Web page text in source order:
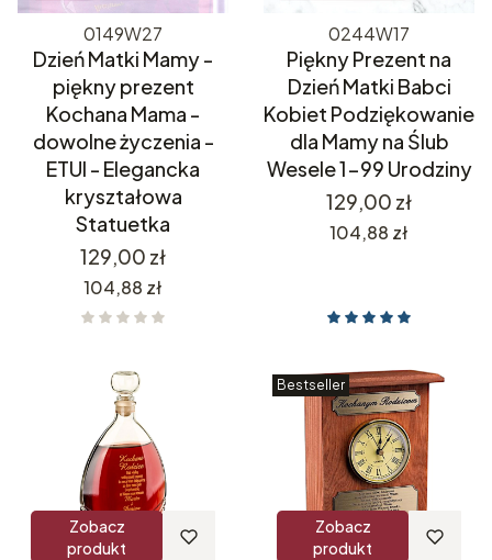
0149W27
Dzień Matki Mamy -
piękny prezent
Kochana Mama -
dowolne życzenia -
ETUI - Elegancka
kryształowa
Statuetka
Cena
129,00 zł
Cena
104,88 zł
0244W17
Piękny Prezent na
Dzień Matki Babci
Kobiet Podziękowanie
dla Mamy na Ślub
Wesele 1-99 Urodziny
Cena
129,00 zł
Cena
104,88 zł
Zobacz
produkt
Bestseller
Zobacz
produkt